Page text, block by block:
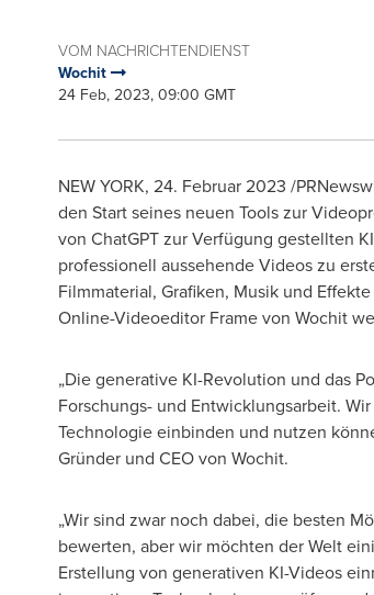
VOM NACHRICHTENDIENST
Wochit
24 Feb, 2023, 09:00 GMT
NEW YORK, 24. Februar 2023 /
den Start seines neuen Tools zur
von ChatGPT zur Verfügung gestellten
professionell aussehende Videos zu
Filmmaterial, Grafiken, Musik und
Online-Videoeditor Frame von Wochit
„Die generative KI-Revolution und das
Forschungs- und Entwicklungsarbeit.
Technologie einbinden und nutzen
Gründer und CEOvon Wochit.
„Wir sind zwar noch dabei, die besten
bewerten, aber wir möchten der Welt
Erstellung von generativen KI-Videos